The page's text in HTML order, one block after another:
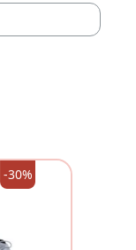
-30%